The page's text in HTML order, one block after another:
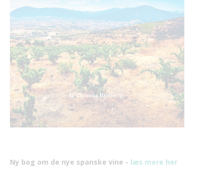
Ny bog om de nye spanske vine - læs mere her